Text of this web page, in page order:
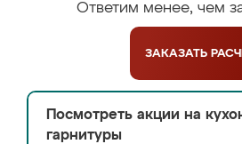
Ответим менее, чем
ЗАКАЗАТЬ
Посмотреть акции на
гарнитуры